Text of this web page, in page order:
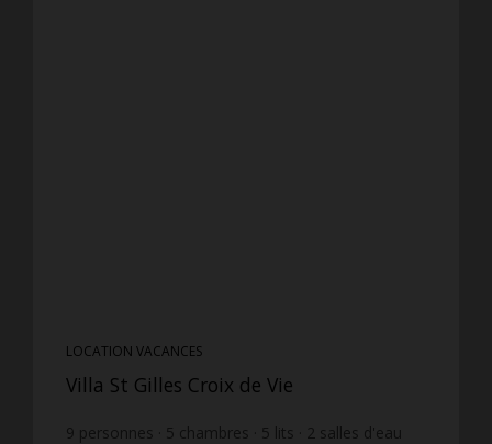
LOCATION VACANCES
Villa St Gilles Croix de Vie
9 personnes 5 chambres 5 lits 2 salles d'eau